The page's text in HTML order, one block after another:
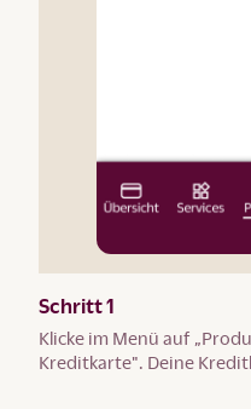
Schritt 1
Klicke im Menü auf
Kreditkarte". Deine